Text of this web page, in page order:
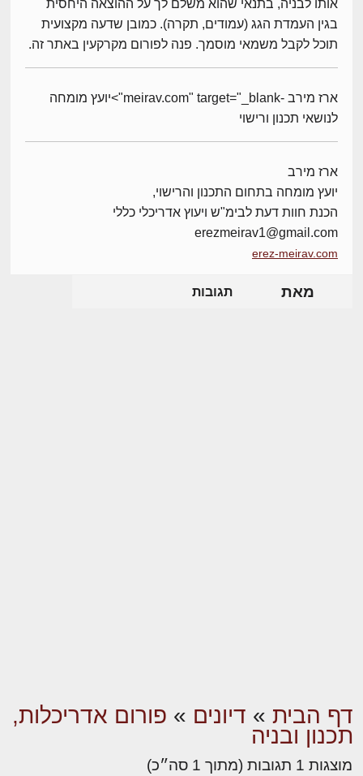
אותו לבניה, בתנאי שהוא משלם לך על ההוצאה היחסית
בגין העמדת הגג (עמודים, תקרה). כמובן שדעה מקצועית
תוכל לקבל משמאי מוסמך. פנה לפורום מקרקעין באתר זה.
ארז מירב -meirav.com" target="_blank">יועץ מומחה
לנושאי תכנון ורישוי
ארז מירב
יועץ מומחה בתחום התכנון והרישוי,
הכנת חוות דעת לבימ"ש ויעוץ אדריכלי כללי
erezmeirav1@gmail.com
erez-meirav.com
מאת תגובות
דף הבית » דיונים » פורום אדריכלות,
תכנון ובניה
מוצגות 1 תגובות (מתוך 1 סה״כ)